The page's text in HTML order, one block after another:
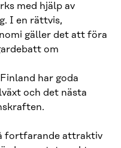
med hjälp av
I en rättvis,
gäller det att föra
om
har goda
och det nästa
fortfarande attraktiv